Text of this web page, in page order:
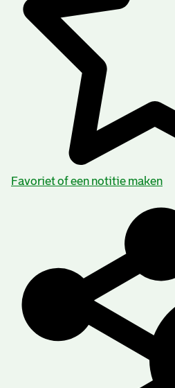
Favoriet of een notitie maken